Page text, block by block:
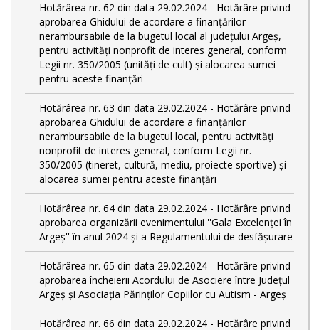
Hotărârea nr. 62 din data 29.02.2024 - Hotărâre privind
aprobarea Ghidului de acordare a finanţărilor
nerambursabile de la bugetul local al județului Argeș,
pentru activităţi nonprofit de interes general, conform
Legii nr. 350/2005 (unități de cult) și alocarea sumei
pentru aceste finanțări
Hotărârea nr. 63 din data 29.02.2024 - Hotărâre privind
aprobarea Ghidului de acordare a finanţărilor
nerambursabile de la bugetul local, pentru activităţi
nonprofit de interes general, conform Legii nr.
350/2005 (tineret, cultură, mediu, proiecte sportive) și
alocarea sumei pentru aceste finanțări
Hotărârea nr. 64 din data 29.02.2024 - Hotărâre privind
aprobarea organizării evenimentului ''Gala Excelenței în
Argeș'' în anul 2024 și a Regulamentului de desfășurare
Hotărârea nr. 65 din data 29.02.2024 - Hotărâre privind
aprobarea încheierii Acordului de Asociere între Județul
Argeș și Asociația Părinților Copiilor cu Autism - Argeș
Hotărârea nr. 66 din data 29.02.2024 - Hotărâre privind